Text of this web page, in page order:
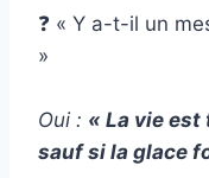
❓ « Y a-t-il un
»
Oui : « La vie
sauf si la glace